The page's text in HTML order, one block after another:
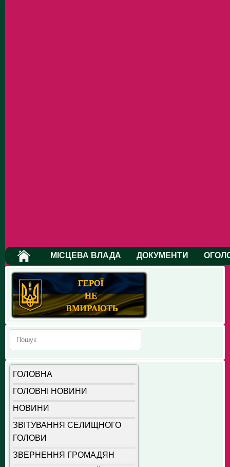
МІСЦЕВА ВЛАДА ДОКУМЕНТИ
ГОЛОВНА
ГОЛОВНІ НОВИНИ
НОВИНИ
ЗВІТУВАННЯ СЕЛИЩНОГО
ГОЛОВИ
ЗВЕРНЕННЯ ГРОМАДЯН